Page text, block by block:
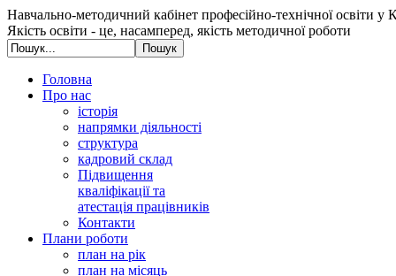
Навчально-методичний кабінет професійно-технічної освіти у
Якість освіти - це, насамперед, якість методичної роботи
Головна
Про нас
історія
напрямки діяльності
структура
кадровий склад
Підвищення
кваліфікації та
атестація працівників
Контакти
Плани роботи
план на рік
план на місяць